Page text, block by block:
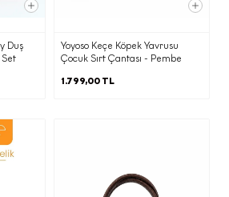
Duş
Yoyoso Keçe Köpek Yavrusu
Çocuk Sırt Çantası - Pembe
1.799,00 TL
kurum ve kuruluşlarından
gereği yerine getirilmesi
amacı ile,
ileti gönderimi adına
ve ret kayıtlarının
imkan tanıyan İleti
Sistemi ile,